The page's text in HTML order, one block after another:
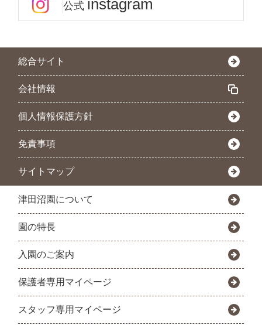
公式 instagram
総合サイト
会社情報
個人情報保護方針
免責事項
サイトマップ
津田沼園について
園の特長
入園のご案内
保護者専用マイページ
スタッフ専用マイページ